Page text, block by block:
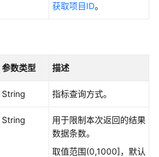
获取项目ID。
参数类型 描述
String 指标查询方式。
String
用于限制本次返回的结果
数据条数。
取值范围(0,1000]，默认